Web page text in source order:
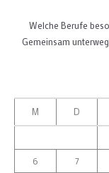
Welche Berufe
Gemeinsam
M D
6 7